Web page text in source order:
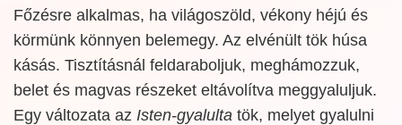
Főzésre alkalmas, ha világoszöld, vékony héjú és
körmünk könnyen belemegy. Az elvénült tök húsa
kásás. Tisztításnál feldaraboljuk, meghámozzuk,
belet és magvas részeket eltávolítva meggyaluljuk.
Egy változata az Isten-gyalulta tök, melyet gyalulni